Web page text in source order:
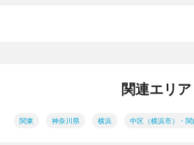
関連エリア
関東 神奈川県 横浜 中区（横浜市）・関